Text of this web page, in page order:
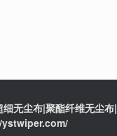
无尘布|聚酯纤维无尘
ystwiper.com/